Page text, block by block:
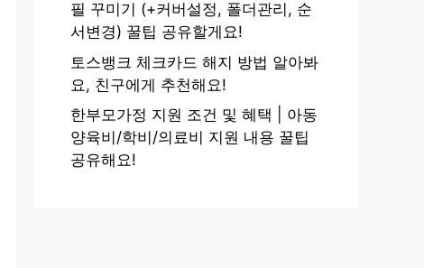
필 꾸미기 (+커버설정, 폴더관리, 순
서변경) 꿀팁 공유할게요!
토스뱅크 체크카드 해지 방법 알아봐
요, 친구에게 추천해요!
한부모가정 지원 조건 및 혜택 | 아동
양육비/학비/의료비 지원 내용 꿀팁
공유해요!